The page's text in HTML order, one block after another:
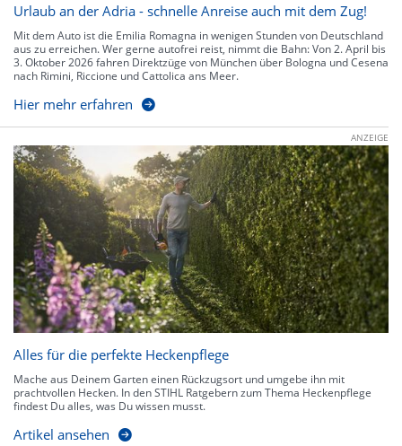
Urlaub an der Adria - schnelle Anreise auch mit dem Zug!
Mit dem Auto ist die Emilia Romagna in wenigen Stunden von Deutschland
aus zu erreichen. Wer gerne autofrei reist, nimmt die Bahn: Von 2. April bis
3. Oktober 2026 fahren Direktzüge von München über Bologna und Cesena
nach Rimini, Riccione und Cattolica ans Meer.
Hier mehr erfahren
ANZEIGE
Alles für die perfekte Heckenpflege
Mache aus Deinem Garten einen Rückzugsort und umgebe ihn mit
prachtvollen Hecken. In den STIHL Ratgebern zum Thema Heckenpflege
findest Du alles, was Du wissen musst.
Artikel ansehen